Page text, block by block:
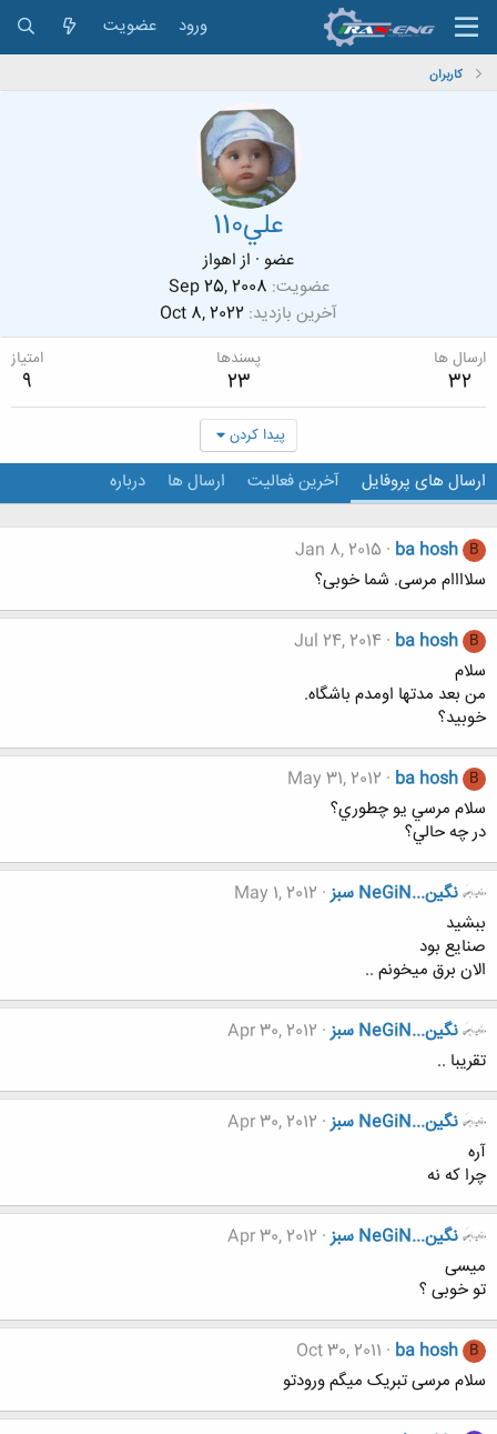
ورود عضویت
کاربران
علي110
عضو · از اهواز
عضویت Sep 25, 2008
آخرین بازدید Oct 8, 2022
ارسال ها
32
پسندها
23
امتیاز
9
پیدا کردن
ارسال های پروفایل آخرین فعالیت ارسال ها درباره
B
ba hosh
Jan 8, 2015
سلاااام مرسی. شما خوبی؟
B
ba hosh
Jul 24, 2014
سلام
من بعد مدتها اومدم باشگاه.
خوبید؟
B
ba hosh
May 31, 2012
سلام مرسي يو چطوري؟
در چه حالي؟
نگين...NeGiN سبز
May 1, 2012
ببشید
صنایع بود
الان برق میخونم ..
نگين...NeGiN سبز
Apr 30, 2012
تقریبا ..
نگين...NeGiN سبز
Apr 30, 2012
آره
چرا که نه
نگين...NeGiN سبز
Apr 30, 2012
میسی
تو خوبی ؟
B
ba hosh
Oct 30, 2011
سلام مرسی تبریک میگم ورودتو